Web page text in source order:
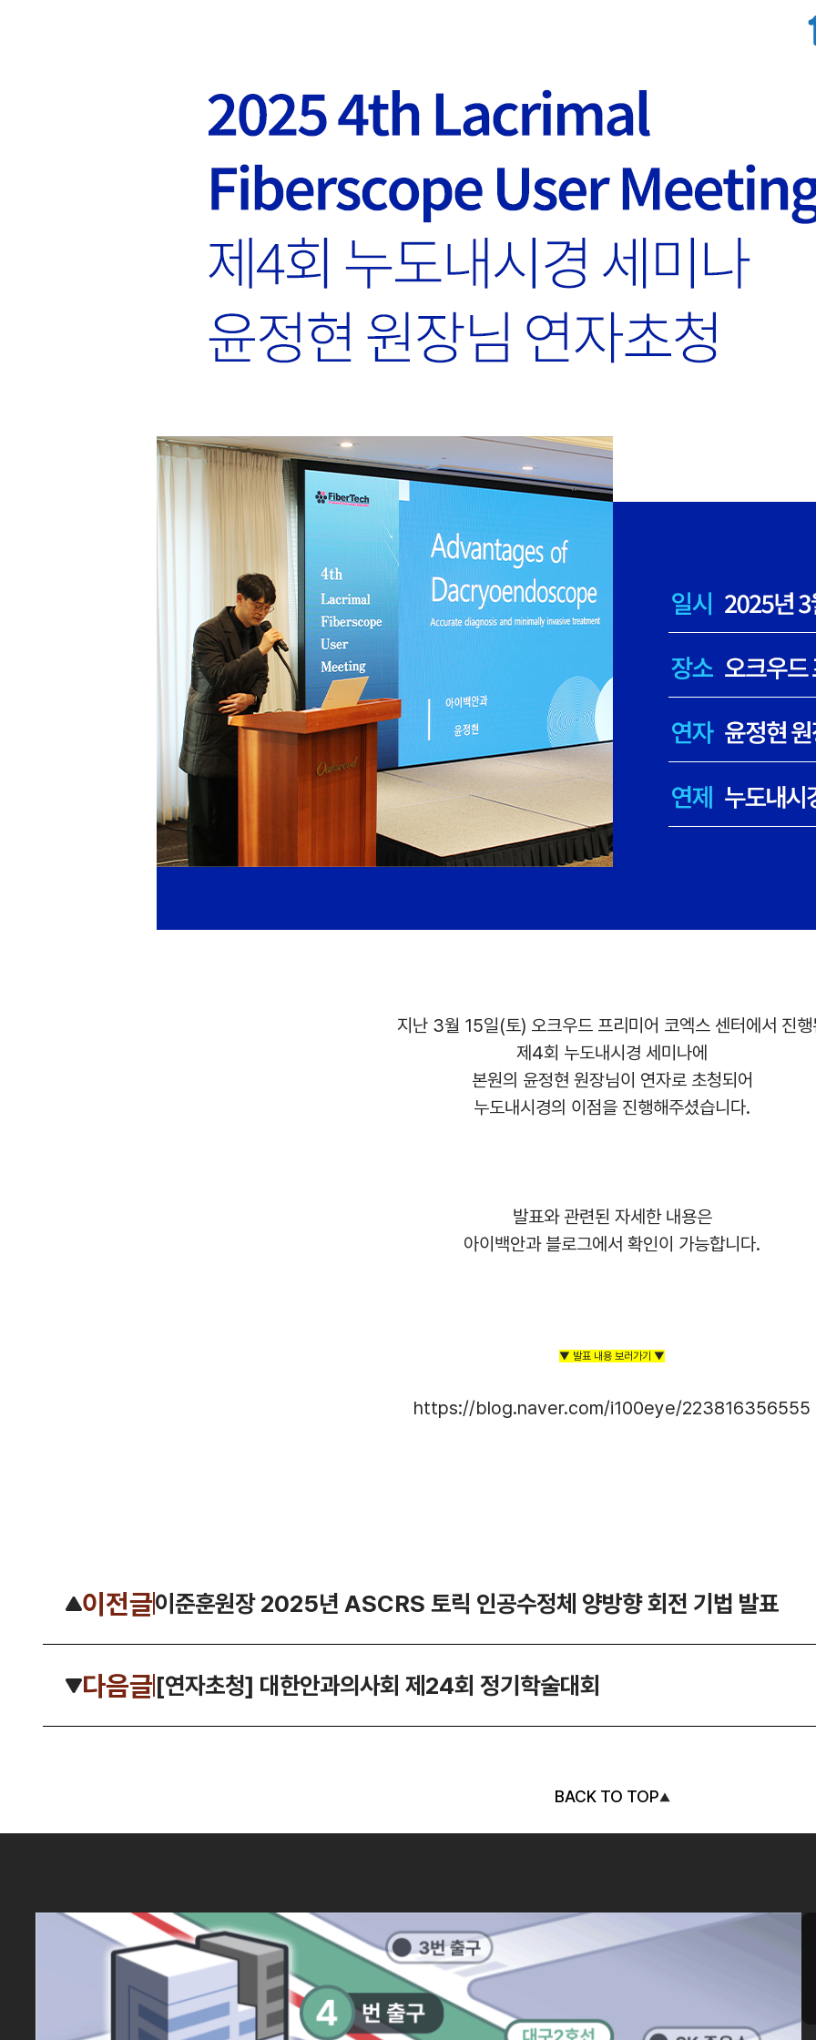
지난 3월 15일(토) 오크우드 프리미어 코엑스 센터에서 진행
제4회 누도내시경 세미나에
본원의 윤정현 원장님이 연자로 초청되어
누도내시경의 이점을 진행해주셨습니다.
발표와 관련된 자세한 내용은
아이백안과 블로그에서 확인이 가능합니다.
▼ 발표 내용 보러가기 ▼
https://blog.naver.com/i100eye/223816356555
이전글이준훈원장 2025년 ASCRS 토릭 인공수정체 양방향 회전 기법 발표
다음글[연자초청] 대한안과의사회 제24회 정기학술대회
BACK TO TOP